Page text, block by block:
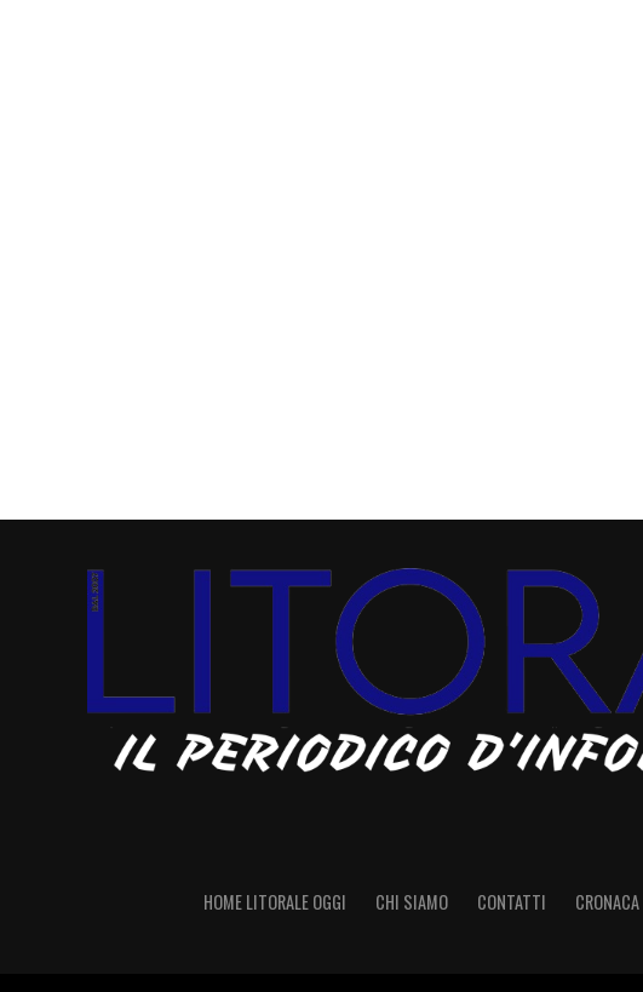
HOME LITORALE OGGI CHI SIAMO CONTATTI CRONACA